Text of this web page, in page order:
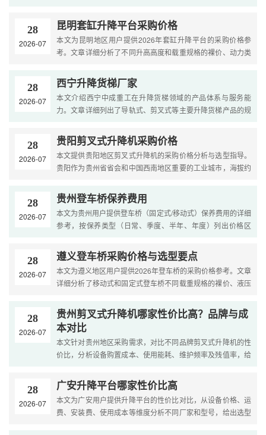
算....
28
2026-07
昆明套缸升降平台采购价格
本文为昆明地区用户提供2026年套缸升降平台的采购价格参
考。文章详细分析了不同升高高度和载重规格的裸价、动力类
盖选....
28
2026-07
西宁升降货梯厂家
本文介绍西宁中成重工在升降货梯领域的产品体系与服务能
力。文章详细列出了导轨式、剪叉式等主要升降货梯产品的规
系....
28
2026-07
贵阳剪叉式升降机采购价格
本文提供贵阳地区剪叉式升降机的采购价格分析与选型指导。
贵阳作为贵州省省会和中国西南地区重要的工业城市，海拔约
（年均降....
28
2026-07
贵州登车桥保养费用
本文为贵州用户提供登车桥（固定式/移动式）保养费用的详细
参考，按保养类型（日常、季度、半年、年度）列出价格区
钱....
28
2026-07
遵义登车桥采购价格与选型要点
本文为遵义地区用户提供2026年登车桥的采购价格参考。文章
详细分析了移动式和固定式登车桥不同载重规格的裸价、液压
型....
28
2026-07
贵州剪叉式升降机哪家性价比高？品牌与成
本对比
本文针对贵州地区采购需求，对比不同品牌剪叉式升降机的性
价比，分析设备购置成本、使用能耗、维护频率及残值率，给
只....
28
2026-07
广安升降平台哪家性价比高
本文为广安用户提供升降平台的性价比对比，从设备价格、运
费、安装费、使用成本等维度分析不同厂家和型号，给出选型